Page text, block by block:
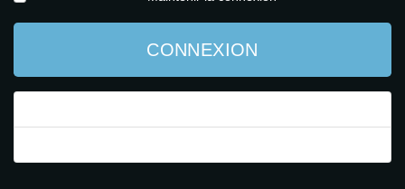
CONNEXION